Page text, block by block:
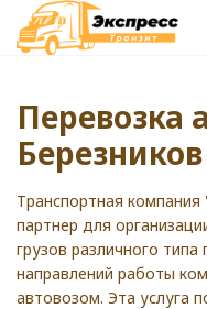
Перевозка
Березников
Транспортная
партнер для
грузов различного
направлений работы
автовозом. Эта услуга